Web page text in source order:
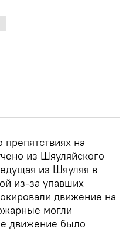
на
из Шяуляйского
из Шяуляя в
из-за упавших
движение на
могли
движение было